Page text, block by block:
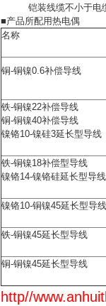
铠装线缆不小于电缆
■产品所配用热电偶
名称
铜-铜镍0.6补偿导线
铁-铜镍22补偿导线
铜-铜镍40补偿导线
镍铬10-镍硅3延长型导线
铁-铜镍18补偿型导线
镍铬14-镍铬硅延长型导线
镍铬10-铜镍45延长型导线
铁-铜镍45延长型导线
铜-铜镍45延长型导线
http//